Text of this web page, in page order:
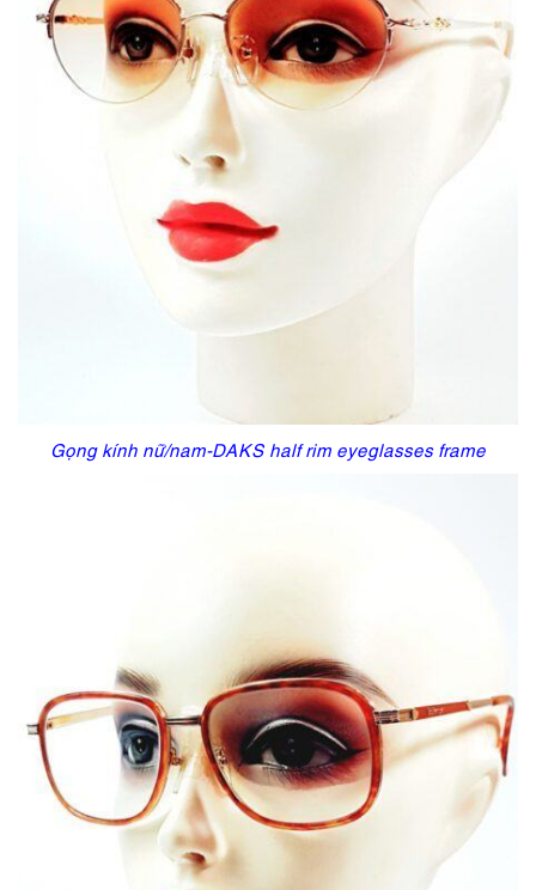
Gọng kính nữ/nam-DAKS half rim eyeglasses frame